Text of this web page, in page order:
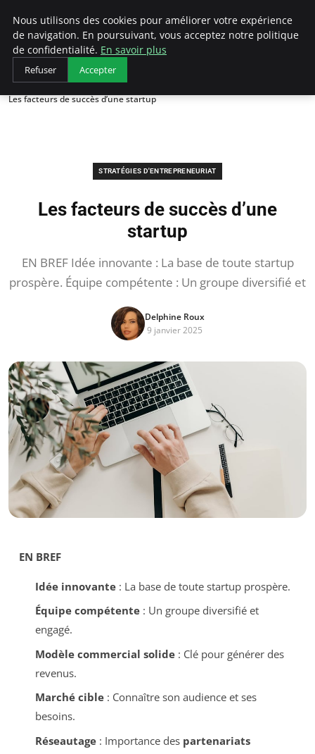
LECFCM
Accueil
Stratégies d'entrepreneuriat
Les facteurs de succès d’une startup
STRATÉGIES D'ENTREPRENEURIAT
Les facteurs de succès d’une
startup
EN BREF Idée innovante : La base de toute startup
prospère. Équipe compétente : Un groupe diversifié et
Delphine Roux
9 janvier 2025
EN BREF
Idée innovante: La base de toute startup prospère.
Équipe compétente: Un groupe diversifié et
engagé.
Modèle commercial solide: Clé pour générer des
revenus.
Marché cible: Connaître son audience et ses
besoins.
Réseautage: Importance des partenariats
Nous utilisons des cookies pour améliorer votre expérience
de navigation. En poursuivant, vous acceptez notre politique
de confidentialité. En savoir plus
Refuser Accepter